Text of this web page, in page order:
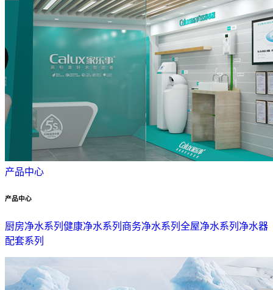
产品中心
产品中心
厨房净水系列 健康净水系列 商务净水系列 全屋净水系列 净水器
配套系列